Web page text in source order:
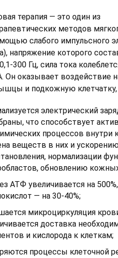
терапия — это один из
методов
слабого импульсного
напряжение которого
300 Гц, сила тока
Он оказывает воздействие
и подкожную клетчатку,
электрический
что способствует
процессов внутри
веществ в них и
нормализации
обновлению
АТФ увеличивается на
— на 30-40%;
микроциркуляция
доставка
и кислорода к клеткам;
процессы клеточной